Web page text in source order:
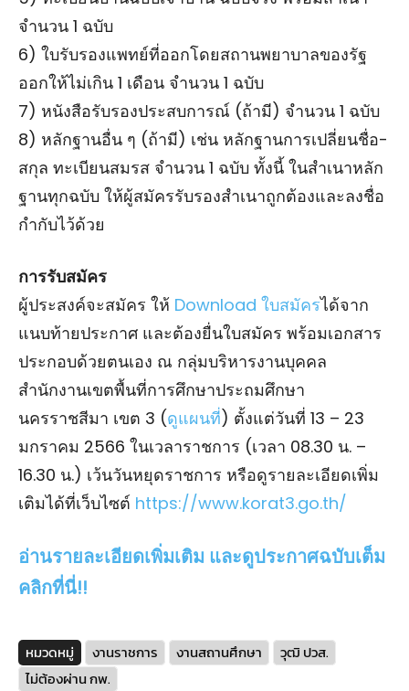
จํานวน 1 ฉบับ
6) ใบรับรองแพทย์ที่ออกโดยสถานพยาบาลของรัฐ
ออกให้ไม่เกิน 1 เดือน จํานวน 1 ฉบับ
7) หนังสือรับรองประสบการณ์ (ถ้ามี) จํานวน 1 ฉบับ
8) หลักฐานอื่น ๆ (ถ้ามี) เช่น หลักฐานการเปลี่ยนชื่อ-
สกุล ทะเบียนสมรส จํานวน 1 ฉบับ ทั้งนี้ ในสําเนาหลัก
ฐานทุกฉบับ ให้ผู้สมัครรับรองสําเนาถูกต้องและลงชื่อ
กํากับไว้ด้วย
การรับสมัคร
ผู้ประสงค์จะสมัคร ให้ Download ใบสมัครได้จาก
แนบท้ายประกาศ และต้องยื่นใบสมัคร พร้อมเอกสาร
ประกอบด้วยตนเอง ณ กลุ่มบริหารงานบุคคล
สำนักงานเขตพื้นที่การศึกษาประถมศึกษา
นครราชสีมา เขต 3 (ดูแผนที่) ตั้งแต่วันที่ 13 – 23
มกราคม 2566 ในเวลาราชการ (เวลา 08.30 น. –
16.30 น.) เว้นวันหยุดราชการ หรือดูรายละเอียดเพิ่ม
เติมได้ที่เว็บไซต์ https://www.korat3.go.th/
อ่านรายละเอียดเพิ่มเติม และดูประกาศฉบับเต็ม
คลิกที่นี่!!
หมวดหมู่ งานราชการ งานสถานศึกษา
วุฒิ ปวส.
ไม่ต้องผ่าน กพ.